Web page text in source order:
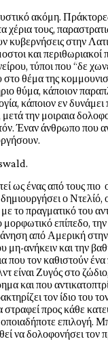
ακόμη.
χέρια τους,
κυβερνήσεις στην
και περιθωριακοί
τύποι που “δε
στο θέμα της
θύμα, κάποιον
κάποιον εν
την μοιραια
Έναν άνθρωπο που
ως ένας από τους
ο Ντελίό,
το πραγματικό του
επίπεδο, την
από Αμερική
μη-ανήκειν και την
που τον καθιστούν ένα
είναι Ζυγός στο
και που
τον ίδιο του
στραφεί προς κάθε
επιλογή.
να δολοφονήσει τον